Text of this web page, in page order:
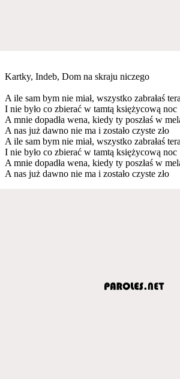
Kartky, Indeb, Dom na skraju niczego
A ile sam bym nie miał, wszystko zabrałaś
I nie było co zbierać w tamtą księżycową noc
A mnie dopadła wena, kiedy ty poszłaś w
A nas już dawno nie ma i zostało czyste zło
A ile sam bym nie miał, wszystko zabrałaś
I nie było co zbierać w tamtą księżycową noc
A mnie dopadła wena, kiedy ty poszłaś w
A nas już dawno nie ma i zostało czyste zło